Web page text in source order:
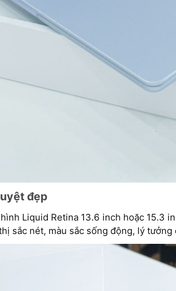
đẹp
Liquid Retina 13.6 inch hoặc 15.3
sắc nét, màu sắc sống động, lý